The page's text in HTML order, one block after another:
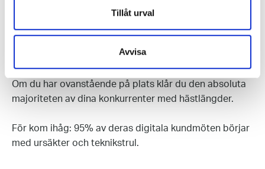
Tillåt urval
Avvisa
bästa sätt: bra bild, bra ljud och enkel inloggning för
Om du har ovanstående på plats klår du den absoluta
majoriteten av dina konkurrenter med hästlängder.
För kom ihåg: 95% av deras digitala kundmöten börjar
med ursäkter och teknikstrul.